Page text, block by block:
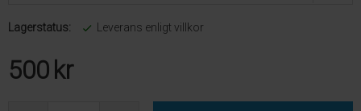
Lagerstatus: Leverans enligt villkor
500 kr